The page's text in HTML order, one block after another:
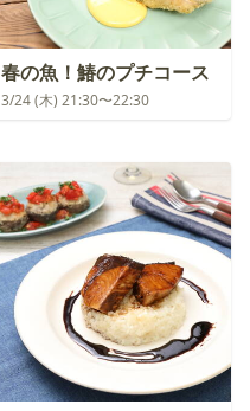
春の魚！鰆のプチコース
3/24 (木) 21:30〜22:30